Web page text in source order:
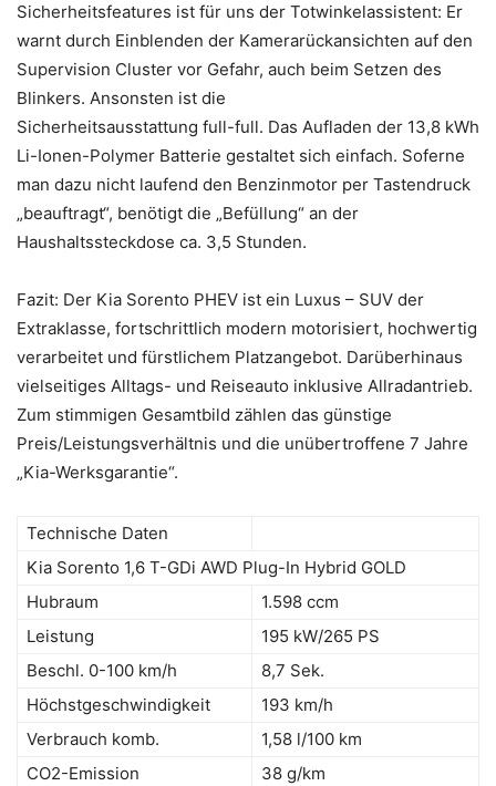
Sicherheitsfeatures ist für uns der Totwinkelassistent: Er
warnt durch Einblenden der Kamerarückansichten auf den
Supervision Cluster vor Gefahr, auch beim Setzen des
Blinkers. Ansonsten ist die
Sicherheitsausstattung full-full. Das Aufladen der 13,8 kWh
Li-Ionen-Polymer Batterie gestaltet sich einfach. Soferne
man dazu nicht laufend den Benzinmotor per Tastendruck
„beauftragt“, benötigt die „Befüllung“ an der
Haushaltssteckdose ca. 3,5 Stunden.
Fazit: Der Kia Sorento PHEV ist ein Luxus – SUV der
Extraklasse, fortschrittlich modern motorisiert, hochwertig
verarbeitet und fürstlichem Platzangebot. Darüberhinaus
vielseitiges Alltags- und Reiseauto inklusive Allradantrieb.
Zum stimmigen Gesamtbild zählen das günstige
Preis/Leistungsverhältnis und die unübertroffene 7 Jahre
„Kia-Werksgarantie“.
Technische Daten
Kia Sorento 1,6 T-GDi AWD Plug-In Hybrid GOLD
Hubraum
1.598 ccm
Leistung
195 kW/265 PS
Beschl. 0-100 km/h
8,7 Sek.
Höchstgeschwindigkeit
193 km/h
Verbrauch komb.
1,58 l/100 km
CO2-Emission
38 g/km